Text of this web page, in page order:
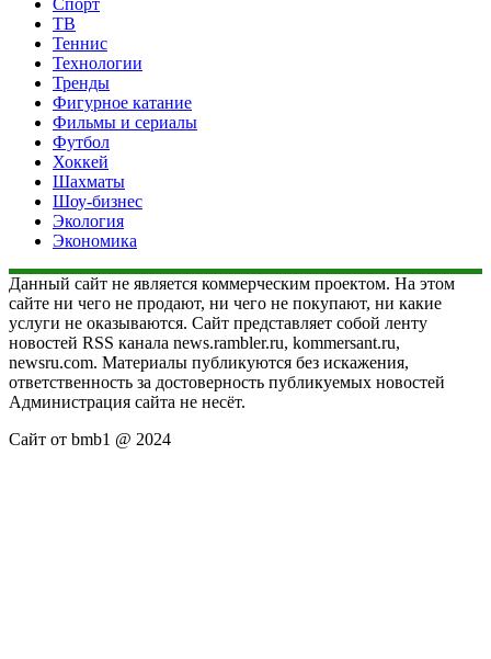
ТВ
Теннис
Технологии
Тренды
Фигурное катание
Фильмы и сериалы
Футбол
Хоккей
Шахматы
Шоу-бизнес
Экология
Экономика
Данный сайт не является коммерческим проектом. На этом
сайте ни чего не продают, ни чего не покупают, ни какие
услуги не оказываются. Сайт представляет собой ленту
новостей RSS канала news.rambler.ru, kommersant.ru,
newsru.com. Материалы публикуются без искажения,
ответственность за достоверность публикуемых новостей
Администрация сайта не несёт.
Сайт от bmb1 @ 2024